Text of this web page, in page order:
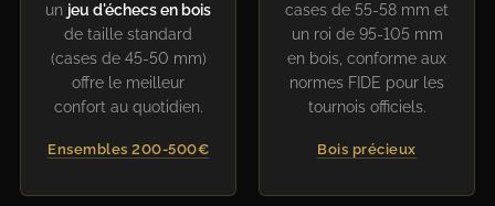
un jeu d'échecs en bois
de taille standard
(cases de 45-50 mm)
offre le meilleur
confort au quotidien.
Ensembles 200-500€
cases de 55-58 mm et
un roi de 95-105 mm
en bois, conforme aux
normes FIDE pour les
tournois officiels.
Bois précieux